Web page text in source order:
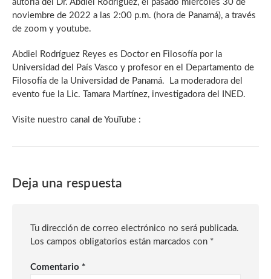
autoría del Dr. Abdiel Rodríguez, el pasado miércoles 30 de
noviembre de 2022 a las 2:00 p.m. (hora de Panamá), a través
de zoom y youtube.
Abdiel Rodríguez Reyes es Doctor en Filosofía por la
Universidad del País Vasco y profesor en el Departamento de
Filosofía de la Universidad de Panamá. La moderadora del
evento fue la Lic. Tamara Martínez, investigadora del INED.
Visite nuestro canal de YouTube :
Deja una respuesta
Tu dirección de correo electrónico no será publicada.
Los campos obligatorios están marcados con *
Comentario *